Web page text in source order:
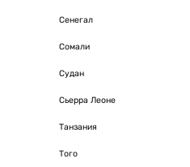
Сенегал
Сомали
Судан
Сьерра Леоне
Танзания
Того